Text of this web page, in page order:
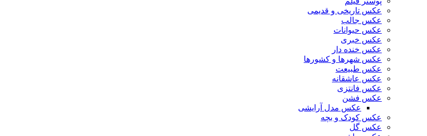
عکس تاریخی و قدیمی
عکس جالب
عکس حیوانات
عکس خبری
عکس خنده دار
عکس شهرها و کشورها
عکس طبیعت
عکس عاشقانه
عکس فانتزی
عکس فشن
عکس مدل آرایشی
عکس کودک و بچه
عکس گل